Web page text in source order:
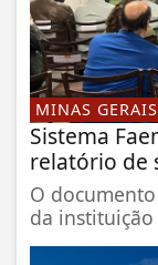
MINAS GERAIS
Sistema
relatório de
O
da